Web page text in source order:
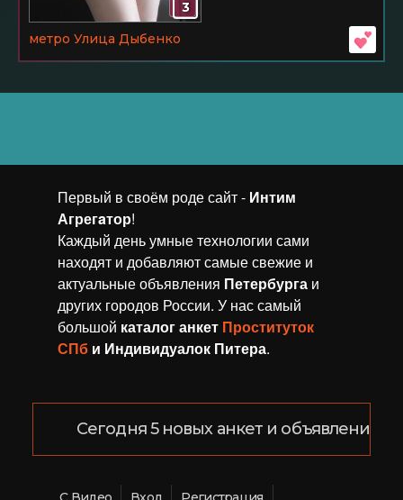
3
метро Улица Дыбенко
Первый в своём роде сайт - Интим
Агрегaтор!
Каждый день умные технологии сами
находят и добавляют самые свежие и
актуальные объявления Петербурга и
других городов России. У нас самый
большой каталог анкет Проституток
СПб и Индивидуалок Питера.
Сегодня 5 новых анкет и объявлений!